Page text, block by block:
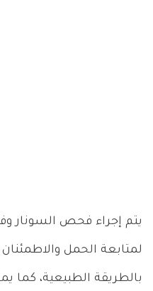
يتم إجراء فحص السونار
لمتابعة الحمل
بالطريقة الطبيعية، كما